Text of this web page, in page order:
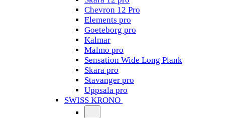
Chevron 12 Pro
Elements pro
Goeteborg pro
Kalmar
Malmo pro
Sensation Wide Long Plank
Skara pro
Stavanger pro
Uppsala pro
SWISS KRONO